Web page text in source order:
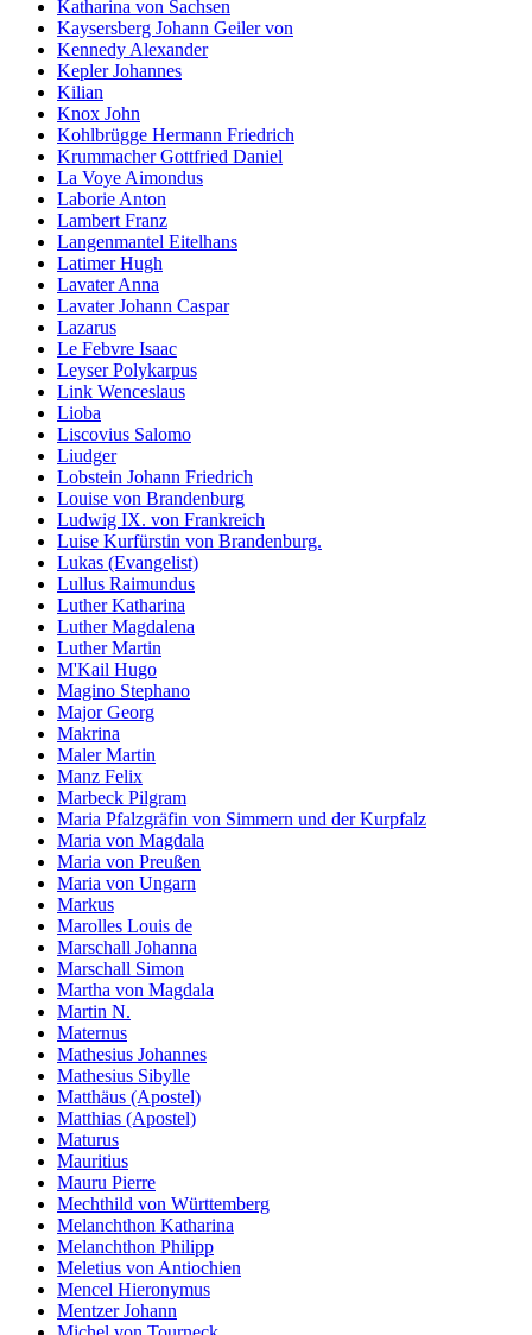
Katharina von Sachsen
Kaysersberg Johann Geiler von
Kennedy Alexander
Kepler Johannes
Kilian
Knox John
Kohlbrügge Hermann Friedrich
Krummacher Gottfried Daniel
La Voye Aimondus
Laborie Anton
Lambert Franz
Langenmantel Eitelhans
Latimer Hugh
Lavater Anna
Lavater Johann Caspar
Lazarus
Le Febvre Isaac
Leyser Polykarpus
Link Wenceslaus
Lioba
Liscovius Salomo
Liudger
Lobstein Johann Friedrich
Louise von Brandenburg
Ludwig IX. von Frankreich
Luise Kurfürstin von Brandenburg.
Lukas (Evangelist)
Lullus Raimundus
Luther Katharina
Luther Magdalena
Luther Martin
M'Kail Hugo
Magino Stephano
Major Georg
Makrina
Maler Martin
Manz Felix
Marbeck Pilgram
Maria Pfalzgräfin von Simmern und der Kurpfalz
Maria von Magdala
Maria von Preußen
Maria von Ungarn
Markus
Marolles Louis de
Marschall Johanna
Marschall Simon
Martha von Magdala
Martin N.
Maternus
Mathesius Johannes
Mathesius Sibylle
Matthäus (Apostel)
Matthias (Apostel)
Maturus
Mauritius
Mauru Pierre
Mechthild von Württemberg
Melanchthon Katharina
Melanchthon Philipp
Meletius von Antiochien
Mencel Hieronymus
Mentzer Johann